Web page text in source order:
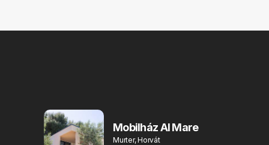
Mobilház Al Mare
Murter, Horvát